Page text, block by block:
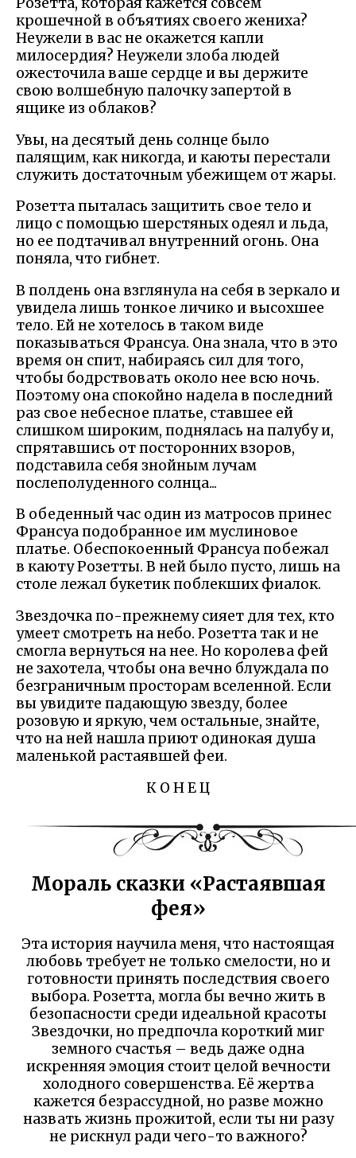
крошечной в объятиях своего жениха?
Неужели в вас не окажется капли
милосердия? Неужели злоба людей
ожесточила ваше сердце и вы держите
свою волшебную палочку запертой в
ящике из облаков?
Увы, на десятый день солнце было
палящим, как никогда, и каюты перестали
служить достаточным убежищем от жары.
Розетта пыталась защитить свое тело и
лицо с помощью шерстяных одеял и льда,
но ее подтачивал внутренний огонь. Она
поняла, что гибнет.
В полдень она взглянула на себя в зеркало и
увидела лишь тонкое личико и высохшее
тело. Ей не хотелось в таком виде
показываться Франсуа. Она знала, что в это
время он спит, набираясь сил для того,
чтобы бодрствовать около нее всю ночь.
Поэтому она спокойно надела в последний
раз свое небесное платье, ставшее ей
слишком широким, поднялась на палубу и,
спрятавшись от посторонних взоров,
подставила себя знойным лучам
послеполуденного солнца...
В обеденный час один из матросов принес
Франсуа подобранное им муслиновое
платье. Обеспокоенный Франсуа побежал
в каюту Розетты. В ней было пусто, лишь на
столе лежал букетик поблекших фиалок.
Звездочка по-прежнему сияет для тех, кто
умеет смотреть на небо. Розетта так и не
смогла вернуться на нее. Но королева фей
не захотела, чтобы она вечно блуждала по
безграничным просторам вселенной. Если
вы увидите падающую звезду, более
розовую и яркую, чем остальные, знайте,
что на ней нашла приют одинокая душа
маленькой растаявшей феи.
К О Н Е Ц
Мораль сказки «Растаявшая
фея»
Эта история научила меня, что настоящая
любовь требует не только смелости, но и
готовности принять последствия своего
выбора. Розетта, могла бы вечно жить в
безопасности среди идеальной красоты
Звездочки, но предпочла короткий миг
земного счастья – ведь даже одна
искренняя эмоция стоит целой вечности
холодного совершенства. Её жертва
кажется безрассудной, но разве можно
назвать жизнь прожитой, если ты ни разу
не рискнул ради чего-то важного?